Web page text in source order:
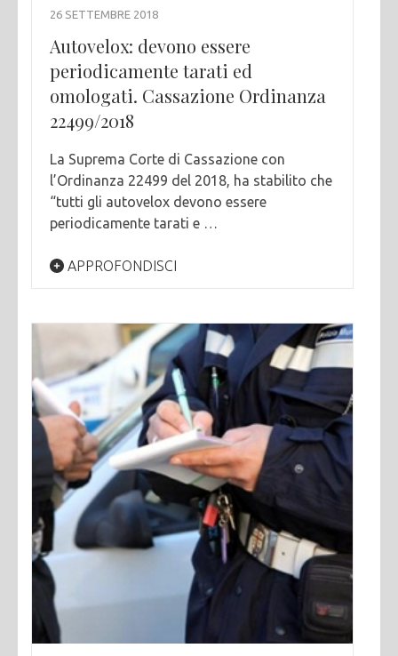
26 SETTEMBRE 2018
Autovelox: devono essere
periodicamente tarati ed
omologati. Cassazione Ordinanza
22499/2018
La Suprema Corte di Cassazione con
l’Ordinanza 22499 del 2018, ha stabilito che
“tutti gli autovelox devono essere
periodicamente tarati e …
APPROFONDISCI